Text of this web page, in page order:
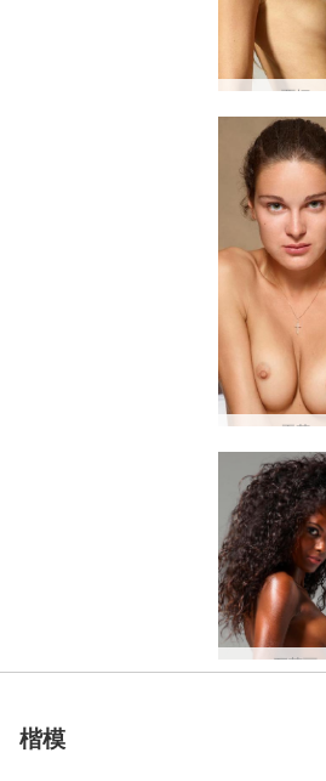
西娅
再花
瓦莱丽
阿丽娜
有名
艾弗里
劳伦
米拉
纳迪亚
奥莱
老虎
佐莉安娜
楷模